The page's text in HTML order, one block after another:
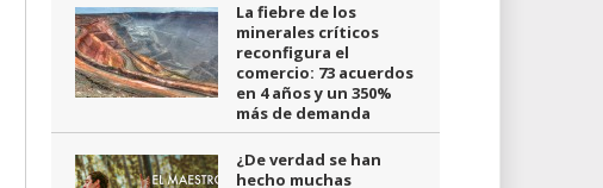
La fiebre de los
minerales críticos
reconfigura el
comercio: 73 acuerdos
en 4 años y un 350%
más de demanda
¿De verdad se han
hecho muchas